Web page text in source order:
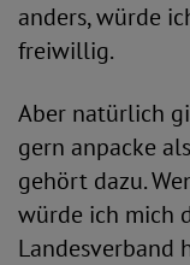
anders, würde
freiwillig.
Aber natürlich
gern anpacke
gehört dazu.
würde ich mich
Landesverband